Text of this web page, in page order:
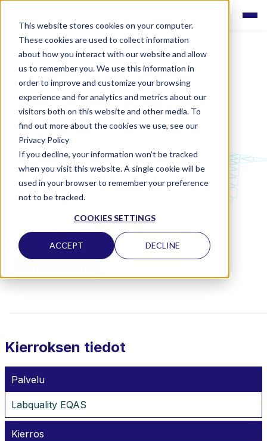
This website stores cookies on your computer.
These cookies are used to collect information
about how you interact with our website and allow
us to remember you. We use this information in
order to improve and customize your browsing
experience and for analytics and metrics about our
visitors both on this website and other media. To
find out more about the cookies we use, see our
Privacy Policy
If you decline, your information won’t be tracked
when you visit this website. A single cookie will be
used in your browser to remember your preference
not to be tracked.
COOKIES SETTINGS
ACCEPT DECLINE
LABQUALITY EQAS
Trichomonas vaginalis,
osoitus
KLIININEN MIKROBIOLOGIA
Kierroksen tiedot
Palvelu
Labquality EQAS
Kierros